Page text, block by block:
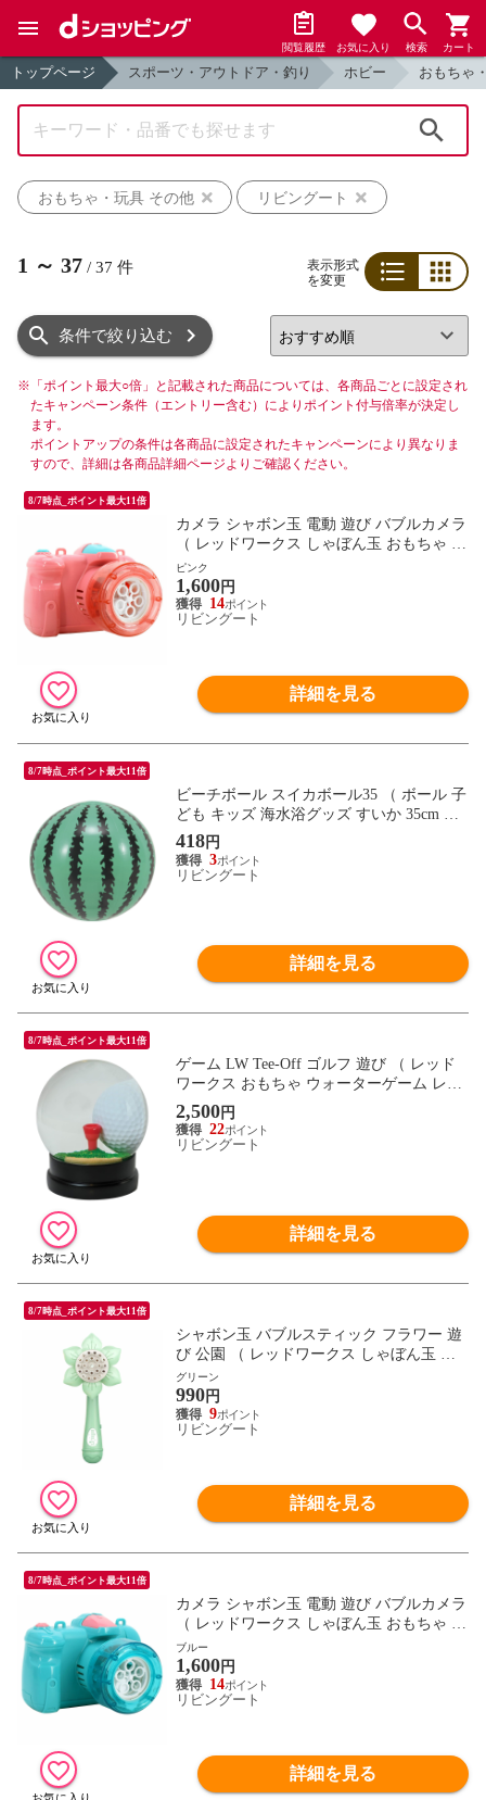
閲覧履歴 お気に入り 検索 カート
トップページ スポーツ・アウトドア・釣り ホビー おもちゃ
おもちゃ・玩具 その他
リビングート
1 ～ 37 / 37 件
表示形式
を変更
条件で絞り込む
※ 「ポイント最大○倍」と記載された商品については、各商品ごとに設定され
たキャンペーン条件（エントリー含む）によりポイント付与倍率が決定し
ます。
ポイントアップの条件は各商品に設定されたキャンペーンにより異なりま
すので、詳細は各商品詳細ページよりご確認ください。
8/7時点_ポイント最大11倍
カメラ シャボン玉 電動 遊び バブルカメラ
（ レッドワークス しゃぼん玉 おもちゃ 外
遊び 子ども キッズ 幼児 バブルマシーン
電動式 しゃぼん液付き 夏 玩具 赤ちゃん
ベビー 子供 こども 孫 おうち時間 おうち
遊び プール ） 【ピンク】
ピンク
1,600円
14
リビングート
詳細を見る
8/7時点_ポイント最大11倍
ビーチボール スイカボール35 （ ボール 子
ども キッズ 海水浴グッズ すいか 35cm す
いか柄 レジャー用品 アウトドア プール用
品 外遊び 水遊び 水あそび プール 海 うみ
海水浴 ）
418円
3
リビングート
詳細を見る
8/7時点_ポイント最大11倍
ゲーム LW Tee-Off ゴルフ 遊び （ レッド
ワークス おもちゃ ウォーターゲーム レト
ロ レトロおもちゃ バランスゲーム オブジ
ェ 置き物 ガラスドーム 知育玩具 脳トレ
集中力 バランス感覚 暇つぶし アナログ 電
2,500円
22
リビングート
詳細を見る
8/7時点_ポイント最大11倍
シャボン玉 バブルスティック フラワー 遊
び 公園 （ レッドワークス しゃぼん玉 お
もちゃ 外遊び 子ども キッズ 幼児 バブル
マシーン 電動式 しゃぼん液付き 夏 玩具
赤ちゃん ベビー 子供 こども 孫 おうち時
間 おうち遊び プール ） 【グリーン】
グリーン
990円
9
リビングート
詳細を見る
8/7時点_ポイント最大11倍
カメラ シャボン玉 電動 遊び バブルカメラ
（ レッドワークス しゃぼん玉 おもちゃ 外
遊び 子ども キッズ 幼児 バブルマシーン
電動式 しゃぼん液付き 夏 玩具 赤ちゃん
ベビー 子供 こども 孫 おうち時間 おうち
遊び プール ） 【ブルー】
ブルー
1,600円
14
リビングート
詳細を見る